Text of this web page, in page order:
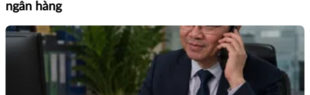
ngân hàng